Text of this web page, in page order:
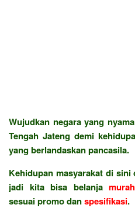
Wujudkan negara yang
Tengah Jateng demi
yang berlandaskan pancasila.
Kehidupan masyarakat di
jadi kita bisa belanjamurah
sesuai promo danspesifikasi.